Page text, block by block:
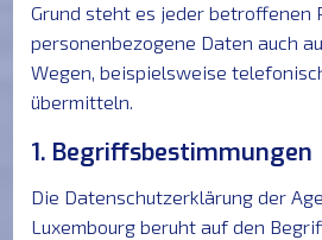
Grund steht es jeder betroffenen
personenbezogene Daten auch
Wegen, beispielsweise
übermitteln.
1. Begriffsbestimmungen
Die Datenschutzerklärung der
Luxembourg beruht auf den